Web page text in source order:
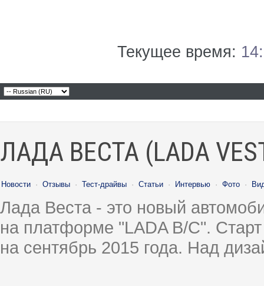
Текущее время:
ЛАДА ВЕСТА (LADA
Новости · Отзывы · Тест-драйвы · Статьи · Интервью · Фото ·
Лада Веста - это новый
на платформе "LADA B/C".
на сентябрь 2015 года. Над